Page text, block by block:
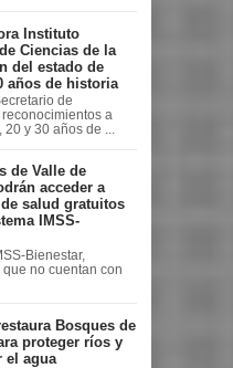
Instituto
Ciencias de la
del estado de
años de historia
de
a
y 30 años de ...
de Valle de
acceder a
salud gratuitos
IMSS-
Bienestar,
no cuentan con
Bosques de
proteger ríos y
el agua